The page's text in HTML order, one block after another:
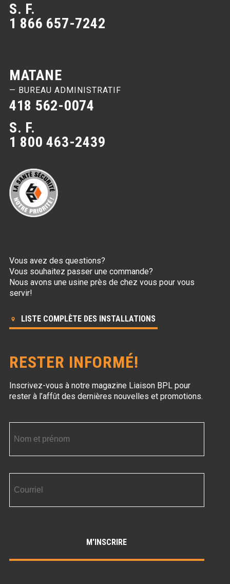
S. F.
1 866 657-7242
MATANE
— BUREAU ADMINISTRATIF
418 562-0074
S. F.
1 800 463-2439
Vous avez des questions?
Vous souhaitez passer une commande?
Nous avons une usine près de chez vous pour vous
servir!
LISTE COMPLÈTE DES INSTALLATIONS
RESTER INFORMÉ!
Inscrivez-vous à notre magazine Liaison BPLpour
rester à l’affût des dernières nouvelles et promotions.